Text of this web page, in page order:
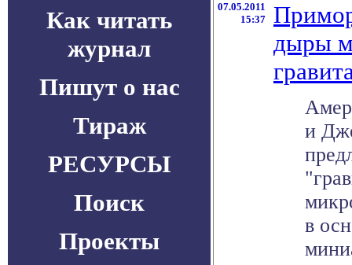
Как читать
журнал
Пишут о нас
Тираж
РЕСУРСЫ
Поиск
Проекты
07.05.2011
15:37
дыры
и
в